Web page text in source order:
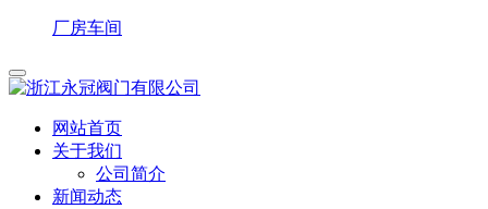
厂房车间
网站首页
关于我们
公司简介
新闻动态